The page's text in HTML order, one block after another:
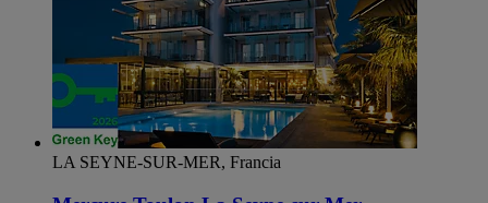
LA SEYNE-SUR-MER, Francia